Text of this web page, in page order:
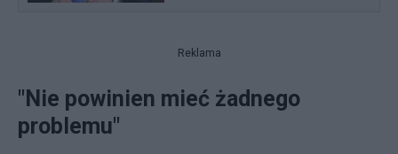
Reklama
"Nie powinien mieć żadnego
problemu"